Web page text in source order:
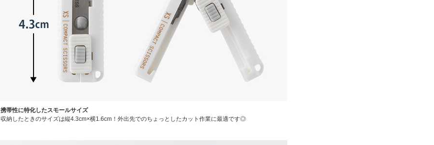
携帯性に特化したスモールサイズ
収納したときのサイズは縦4.3cm×横1.6cm！外出先でのちょっとしたカット作業に最適です◎